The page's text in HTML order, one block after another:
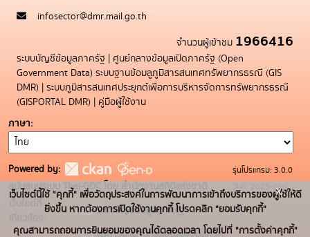
infosector@dmr.mail.go.th
จำนวนผู้เข้าชม 1966416
ระบบบัญชีข้อมูลภาครัฐ | ศูนย์กลางข้อมูลเปิดภาครัฐ (Open
Government Data) ระบบฐานข้อมลูภูมิสารสนเทศทรัพยากรธรณี (GIS
DMR) | ระบบภูมิสารสนเทศประยุกต์เพื่อการบริหารจัดการทรัพยากรธรณี
(GISPORTAL DMR) | คู่มือผู้ใช้งาน
ภาษา
Powered by:
สนับสนุนระบบ Thai-GDC โดย สำนักงานสถิติแห่งชาติ
เว็บไซต์ที่
เกี่ยวข้อง:
ระบบบัญชีข้อมูลภาครัฐ
บริการนามานุกรมบัญชีข้อมูลภาค
รุ่นโปรแกรม: 3.0.0
วันที่: 2025-05-
19
เว็บไซต์นี้ใช้ "คุกกี้" เพื่อวัตถุประสงค์ในการพัฒนาการเข้าถึงบริการของผู้ใช้ให้ดี
ยิ่งขึ้น หากต้องการเปิดใช้งานคุกกี้ โปรดคลิก "ยอมรับคุกกี้"
คุณสามารถถอนการยินยอมของคุณได้ตลอดเวลา โดยไปที่ "การตั้งค่าคุกกี้"
x